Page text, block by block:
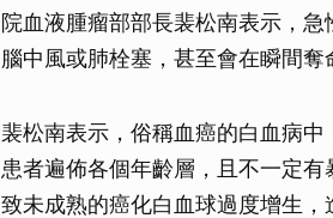
院血液腫瘤部部長裴松南表示，
腦中風或肺栓塞，甚至會在瞬間奪
裴松南表示，俗稱血癌的白血病
患者遍佈各個年齡層，且不一定
致未成熟的癌化白血球過度增生，